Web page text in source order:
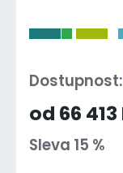
Dostupnost:
od 66 413
Sleva 15 %